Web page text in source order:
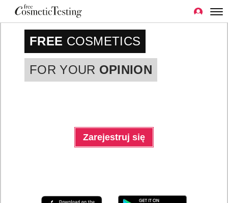
FREE COSMETICS
FOR YOUR OPINION
Zarejestruj się